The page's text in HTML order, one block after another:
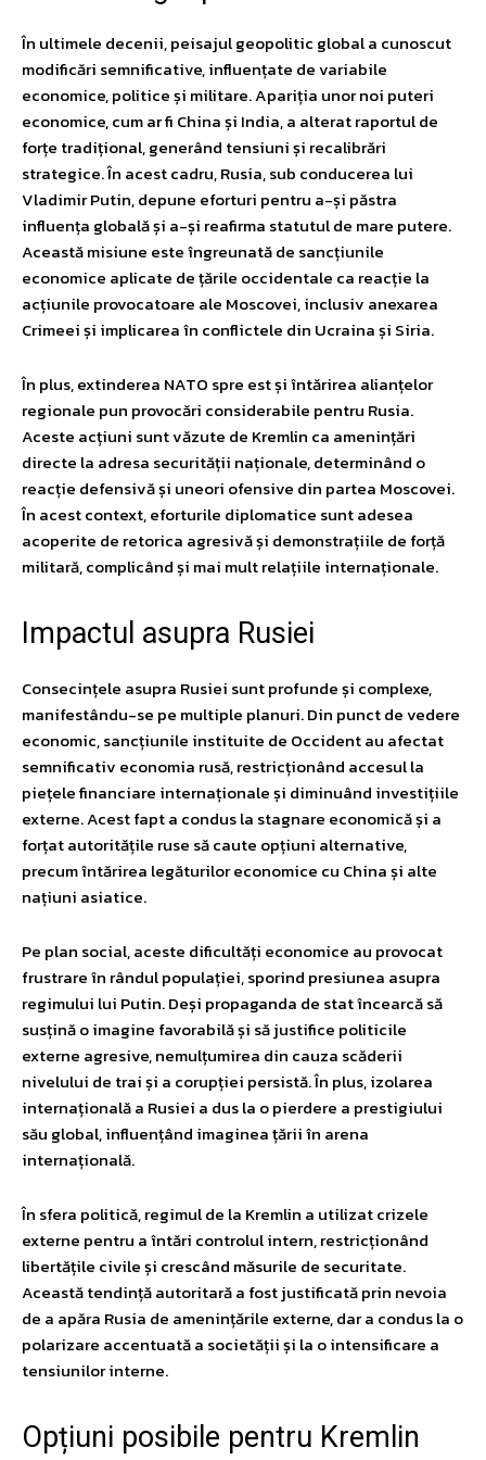
În ultimele decenii, peisajul geopolitic global a cunoscut
modificări semnificative, influențate de variabile
economice, politice și militare. Apariția unor noi puteri
economice, cum ar fi China și India, a alterat raportul de
forțe tradițional, generând tensiuni și recalibrări
strategice. În acest cadru, Rusia, sub conducerea lui
Vladimir Putin, depune eforturi pentru a-și păstra
influența globală și a-și reafirma statutul de mare putere.
Această misiune este îngreunată de sancțiunile
economice aplicate de țările occidentale ca reacție la
acțiunile provocatoare ale Moscovei, inclusiv anexarea
Crimeei și implicarea în conflictele din Ucraina și Siria.
În plus, extinderea NATO spre est și întărirea alianțelor
regionale pun provocări considerabile pentru Rusia.
Aceste acțiuni sunt văzute de Kremlin ca amenințări
directe la adresa securității naționale, determinând o
reacție defensivă și uneori ofensive din partea Moscovei.
În acest context, eforturile diplomatice sunt adesea
acoperite de retorica agresivă și demonstrațiile de forță
militară, complicând și mai mult relațiile internaționale.
Impactul asupra Rusiei
Consecințele asupra Rusiei sunt profunde și complexe,
manifestându-se pe multiple planuri. Din punct de vedere
economic, sancțiunile instituite de Occident au afectat
semnificativ economia rusă, restricționând accesul la
piețele financiare internaționale și diminuând investițiile
externe. Acest fapt a condus la stagnare economică și a
forțat autoritățile ruse să caute opțiuni alternative,
precum întărirea legăturilor economice cu China și alte
națiuni asiatice.
Pe plan social, aceste dificultăți economice au provocat
frustrare în rândul populației, sporind presiunea asupra
regimului lui Putin. Deși propaganda de stat încearcă să
susțină o imagine favorabilă și să justifice politicile
externe agresive, nemulțumirea din cauza scăderii
nivelului de trai și a corupției persistă. În plus, izolarea
internațională a Rusiei a dus la o pierdere a prestigiului
său global, influențând imaginea țării în arena
internațională.
În sfera politică, regimul de la Kremlin a utilizat crizele
externe pentru a întări controlul intern, restricționând
libertățile civile și crescând măsurile de securitate.
Această tendință autoritară a fost justificată prin nevoia
de a apăra Rusia de amenințările externe, dar a condus la o
polarizare accentuată a societății și la o intensificare a
tensiunilor interne.
Opțiuni posibile pentru Kremlin